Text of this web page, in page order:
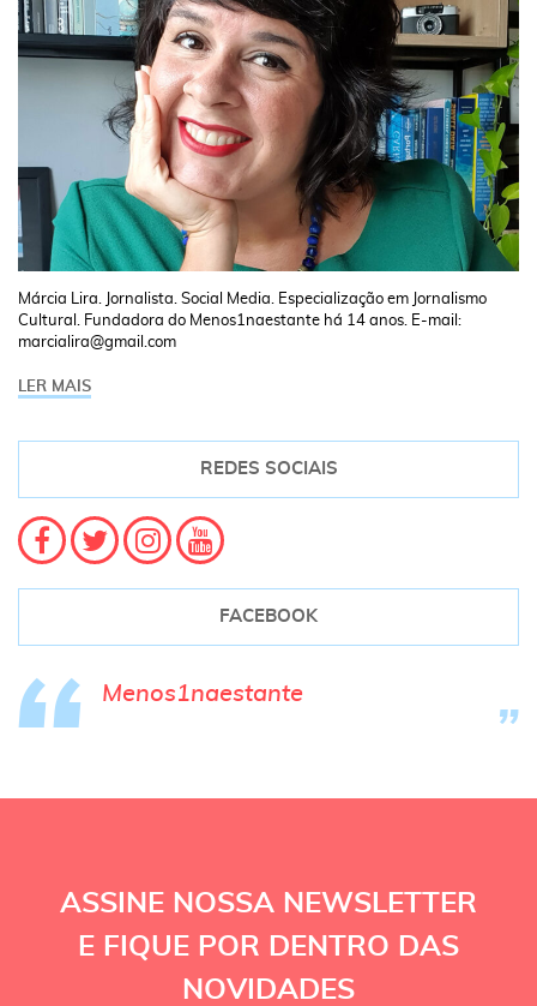
Márcia Lira. Jornalista. Social Media. Especialização em Jornalismo
Cultural. Fundadora do Menos1naestante há 14 anos. E-mail:
marcialira@gmail.com
LER MAIS
REDES SOCIAIS
FACEBOOK
Menos1naestante
ASSINE NOSSA NEWSLETTER
E FIQUE POR DENTRO DAS
NOVIDADES